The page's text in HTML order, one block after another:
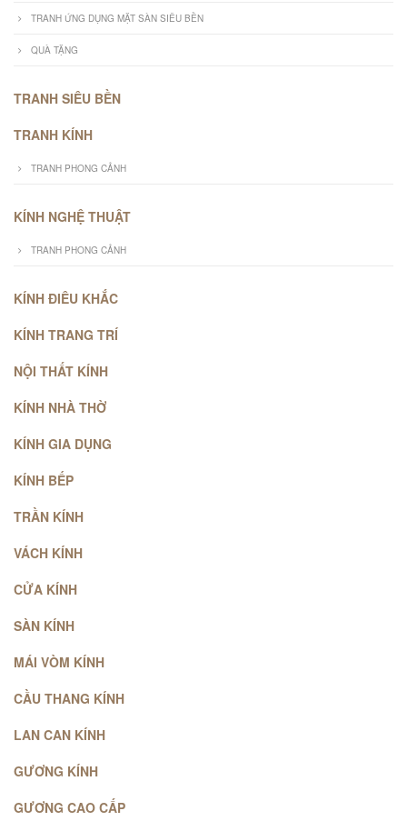
TRANH ỨNG DỤNG MẶT SÀN SIÊU BỀN
QUÀ TẶNG
TRANH SIÊU BỀN
TRANH KÍNH
TRANH PHONG CẢNH
KÍNH NGHỆ THUẬT
TRANH PHONG CẢNH
KÍNH ĐIÊU KHẮC
KÍNH TRANG TRÍ
NỘI THẤT KÍNH
KÍNH NHÀ THỜ
KÍNH GIA DỤNG
KÍNH BẾP
TRẦN KÍNH
VÁCH KÍNH
CỬA KÍNH
SÀN KÍNH
MÁI VÒM KÍNH
CẦU THANG KÍNH
LAN CAN KÍNH
GƯƠNG KÍNH
GƯƠNG CAO CẤP